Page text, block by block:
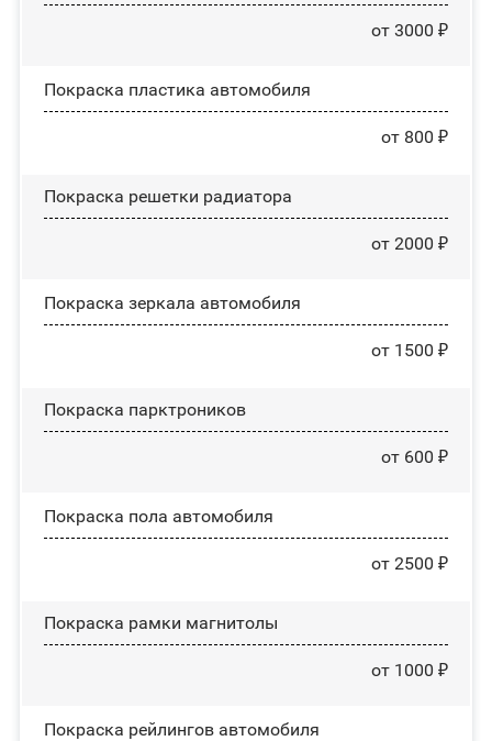
от 3000 ₽
Покраска пластика автомобиля
от 800 ₽
Покраска решетки радиатора
от 2000 ₽
Покраска зеркала автомобиля
от 1500 ₽
Покраска парктроников
от 600 ₽
Покраска пола автомобиля
от 2500 ₽
Покраска рамки магнитолы
от 1000 ₽
Покраска рейлингов автомобиля